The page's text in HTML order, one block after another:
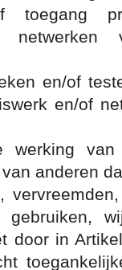
toegang
en/of
en/of
werking
anderen
door in